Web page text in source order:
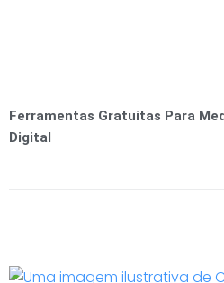
Ferramentas Gratuitas Para
Digital